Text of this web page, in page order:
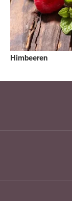
Himbeeren